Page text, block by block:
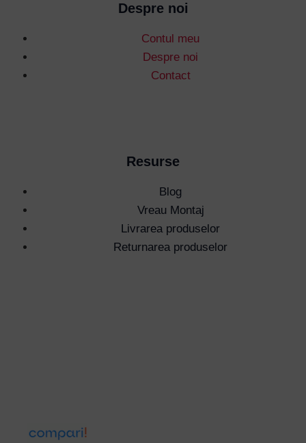
Despre noi
Contul meu
Despre noi
Contact
Resurse
Blog
Vreau Montaj
Livrarea produselor
Returnarea produselor